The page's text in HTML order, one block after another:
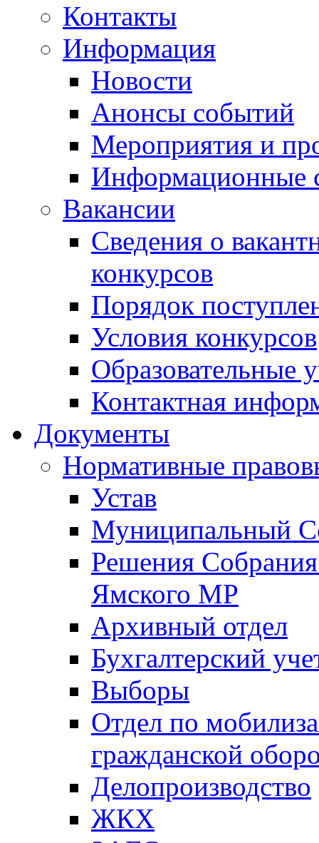
Контакты
Информация
Новости
Анонсы событий
Мероприятия и
Информационные
Вакансии
Сведения о
конкурсов
Порядок
Условия конкурсов
Образовательные
Контактная
Документы
Нормативные
Устав
Муниципальный
Решения
Ямского МР
Архивный отдел
Бухгалтерский
Выборы
Отдел по
гражданской
Делопроизводство
ЖКХ